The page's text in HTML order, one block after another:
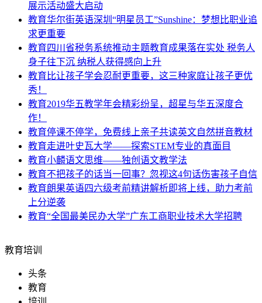
展示活动盛大启动
教育华尔街英语深圳“明星员工”Sunshine：梦想比职业追
求更重要
教育四川省税务系统推动主题教育成果落在实处 税务人
身子往下沉 纳税人获得感向上升
教育 比让孩子学会忍耐更重要，这三种家庭让孩子更优
秀！
教育2019华五教学年会精彩纷呈，超星与华五深度合
作！
教育停课不停学，免费线上亲子共读英文自然拼音教材
教育走进叶史瓦大学——探索STEM专业的真面目
教育小麟语文思维——独创语文教学法
教育不把孩子的话当一回事？忽视这4句话伤害孩子自信
教育朗果英语四六级考前精讲解析即将上线，助力考前
上分逆袭
教育“全国最美民办大学”广东工商职业技术大学招聘
教育培训
头条
教育